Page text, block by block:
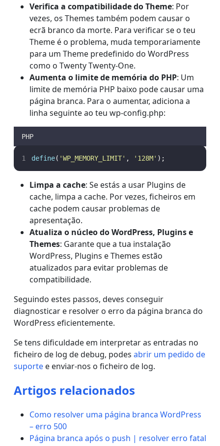
Verifica a compatibilidade do Theme: Por
vezes, os Themes também podem causar o
ecrã branco da morte. Para verificar se o teu
Theme é o problema, muda temporariamente
para um Theme predefinido do WordPress
como o Twenty Twenty-One.
Aumenta o limite de memória do PHP: Um
limite de memória PHP baixo pode causar uma
página branca. Para o aumentar, adiciona a
linha seguinte ao teu wp-config.php:
PHP
define( 'WP_MEMORY_LIMIT' , ' 128M' );
Limpa a cache: Se estás a usar Plugins de
cache, limpa a cache. Por vezes, ficheiros em
cache podem causar problemas de
apresentação.
Atualiza o núcleo do WordPress, Plugins e
Themes: Garante que a tua instalação
WordPress, Plugins e Themes estão
atualizados para evitar problemas de
compatibilidade.
Seguindo estes passos, deves conseguir
diagnosticar e resolver o erro da página branca do
WordPress eficientemente.
Se tens dificuldade em interpretar as entradas no
ficheiro de log de debug, podes abrir um pedido de
suporte e enviar-nos o ficheiro de log.
Artigos relacionados
Como resolver uma página branca WordPress
– erro 500
Página branca após o push | resolver erro fatal